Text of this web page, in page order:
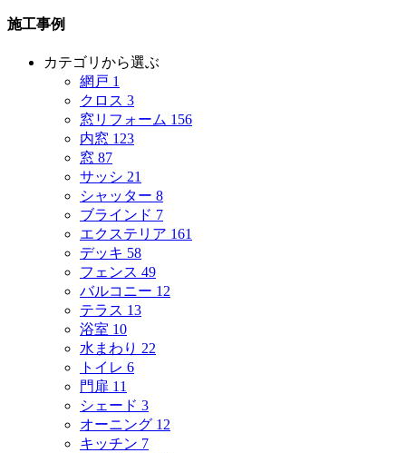
施工事例
カテゴリから選ぶ
網戸 1
クロス 3
窓リフォーム 156
内窓 123
窓 87
サッシ 21
シャッター 8
ブラインド 7
エクステリア 161
デッキ 58
フェンス 49
バルコニー 12
テラス 13
浴室 10
水まわり 22
トイレ 6
門扉 11
シェード 3
オーニング 12
キッチン 7